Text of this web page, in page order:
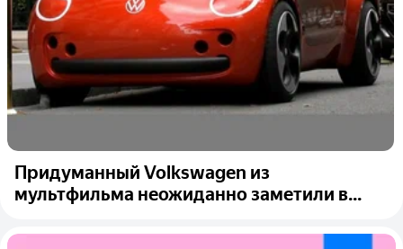
Придуманный Volkswagen из
мультфильма неожиданно заметили в...